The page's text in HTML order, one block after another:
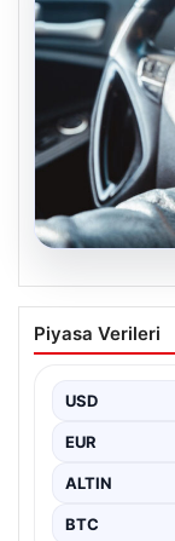
Emekliye
yasa
Piyasa Verileri
USD
EUR
ALTIN
BTC